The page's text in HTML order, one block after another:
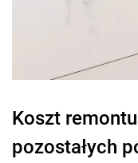
Koszt
pozostałych